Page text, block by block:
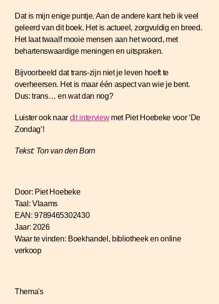
Dat is mijn enige puntje. Aan de andere kant heb ik veel
geleerd van dit boek. Het is actueel, zorgvuldig en breed.
Het laat twaalf mooie mensen aan het woord, met
behartenswaardige meningen en uitspraken.
Bijvoorbeeld dat trans-zijn niet je leven hoeft te
overheersen. Het is maar één aspect van wie je bent.
Dus: trans… en wat dan nog?
Luister ook naar dit interviewmet Piet Hoebeke voor ‘De
Zondag’!
Tekst: Ton van den Born
Door: Piet Hoebeke
Taal: Vlaams
EAN: 9789465302430
Jaar: 2026
Waar te vinden: Boekhandel, bibliotheek en online
verkoop
Thema's